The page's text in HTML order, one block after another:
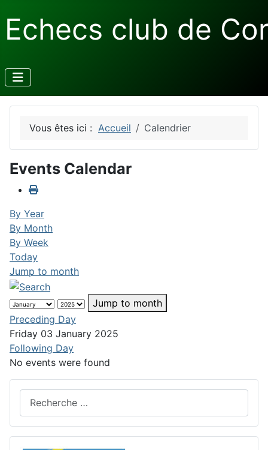
Echecs club de
Vous êtes ici : Accueil Calendrier
Events Calendar
By Year
By Month
By Week
Today
Jump to month
Jump to month
Preceding Day
Friday 03 January 2025
Following Day
No events were found